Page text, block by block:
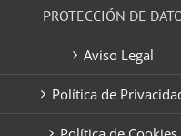
PROTECCIÓN DE
Aviso Legal
Política de